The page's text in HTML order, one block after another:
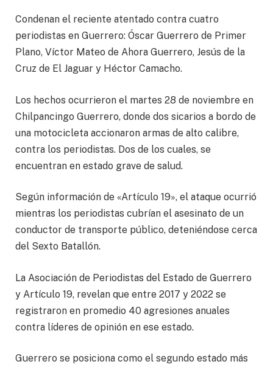
Condenan el reciente atentado contra cuatro
periodistas en Guerrero: Óscar Guerrero de Primer
Plano, Víctor Mateo de Ahora Guerrero, Jesús de la
Cruz de El Jaguar y Héctor Camacho.
Los hechos ocurrieron el martes 28 de noviembre en
Chilpancingo Guerrero, donde dos sicarios a bordo de
una motocicleta accionaron armas de alto calibre,
contra los periodistas. Dos de los cuales, se
encuentran en estado grave de salud.
Según información de «Artículo 19», el ataque ocurrió
mientras los periodistas cubrían el asesinato de un
conductor de transporte público, deteniéndose cerca
del Sexto Batallón.
La Asociación de Periodistas del Estado de Guerrero
y Artículo 19, revelan que entre 2017 y 2022 se
registraron en promedio 40 agresiones anuales
contra líderes de opinión en ese estado.
Guerrero se posiciona como el segundo estado más